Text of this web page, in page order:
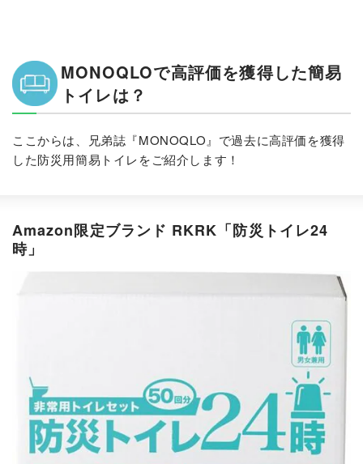
MONOQLOで高評価を獲得した簡易
トイレは？
ここからは、兄弟誌『MONOQLO』で過去に高評価を獲得
した防災用簡易トイレをご紹介します！
Amazon限定ブランド RKRK「防災トイレ24
時」